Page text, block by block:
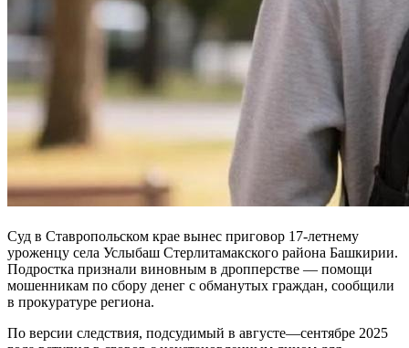
Суд в Ставропольском крае вынес приговор 17-летнему
уроженцу села Услыбаш Стерлитамакского района Башкирии.
Подростка признали виновным в дропперстве — помощи
мошенникам по сбору денег с обманутых граждан, сообщили
в прокуратуре региона.
По версии следствия, подсудимый в августе—сентябре 2025